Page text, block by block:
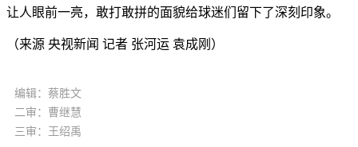
让人眼前一亮，敢打敢拼的面貌给球迷们留下了深刻印象。
（来源 央视新闻 记者 张河运 袁成刚）
编辑：蔡胜文
二审：曹继慧
三审：王绍禹